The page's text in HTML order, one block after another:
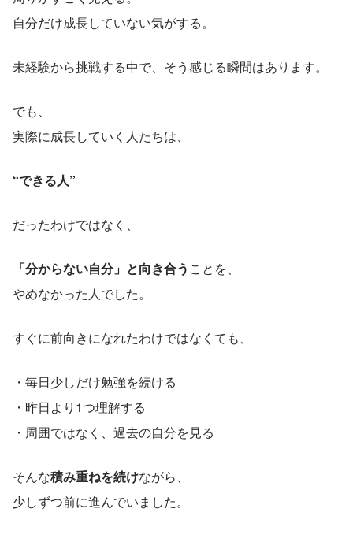
自分だけ成長していない気がする。
未経験から挑戦する中で、そう感じる瞬間はあります。
でも、
実際に成長していく人たちは、
“できる人”
だったわけではなく、
「分からない自分」と向き合う ことを、
やめなかった人でした。
すぐに前向きになれたわけではなくても、
・毎日少しだけ勉強を続ける
・昨日より1つ理解する
・周囲ではなく、過去の自分を見る
そんな積み重ねを続けながら、
少しずつ前に進んでいました。